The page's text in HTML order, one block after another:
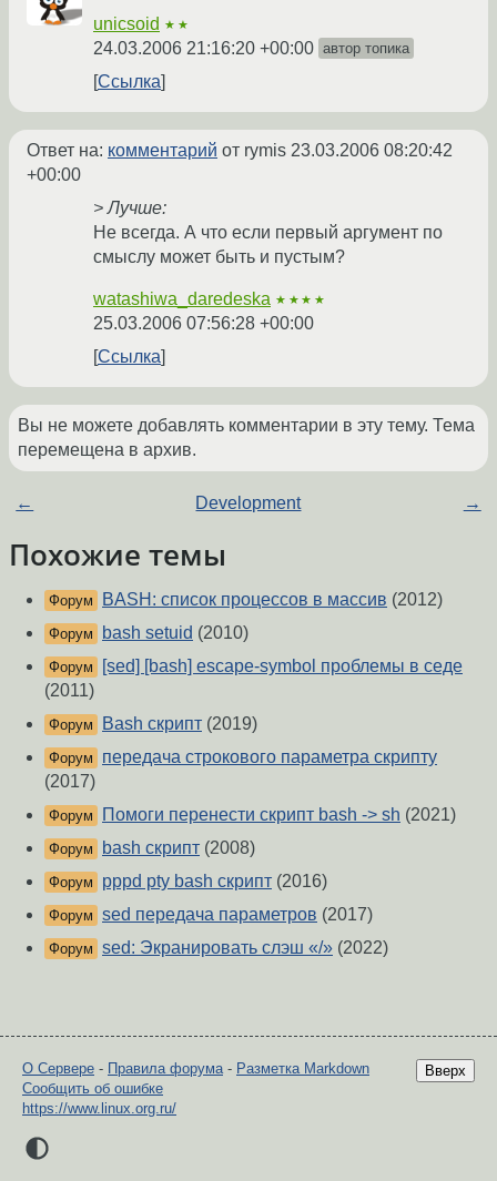
unicsoid ★★
24.03.2006 21:16:20 +00:00 автор топика
Ссылка
Ответ на: комментарий от rymis 23.03.2006 08:20:42
+00:00
> Лучше:
Не всегда. А что если первый аргумент по
смыслу может быть и пустым?
watashiwa_daredeska ★★★★
25.03.2006 07:56:28 +00:00
Ссылка
Вы не можете добавлять комментарии в эту тему. Тема
перемещена в архив.
← Development →
Похожие темы
Форум BASH: список процессов в массив (2012)
Форум bash setuid (2010)
Форум
[sed] [bash] escape-symbol проблемы в седе
(2011)
Форум Bash скрипт (2019)
Форум
передача строкового параметра скрипту
(2017)
Форум Помоги перенести скрипт bash -> sh (2021)
Форум bash скрипт (2008)
Форум pppd pty bash скрипт (2016)
Форум sed передача параметров (2017)
Форум sed: Экранировать слэш «/» (2022)
Вверх
О Сервере - Правила форума- Разметка Markdown
Сообщить об ошибке
https://www.linux.org.ru/